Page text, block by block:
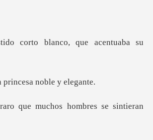
corto blanco, que a
princesa no
muchos hombres se sint